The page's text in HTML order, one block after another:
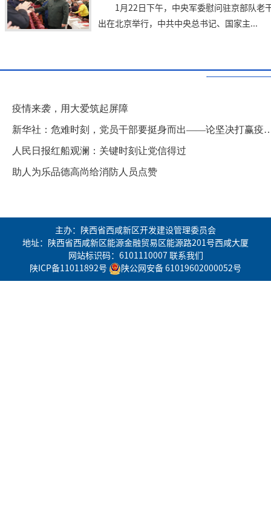
1月22日下午，中央军委慰问驻京部队老
出在北京举行，中共中央总书记、国家主...
疫情来袭，用大爱筑起屏障
新华社：危难时刻，党员干部要挺身而出——论坚决打赢疫情防控阻击战
人民日报红船观澜：关键时刻让党信得过
助人为乐品德高尚给消防人员点赞
主办：陕西省西咸新区开发建设管理委员会
地址：陕西省西咸新区能源金融贸易区能源路201号西咸大厦
网站标识码：6101110007 联系我们
陕ICP备11011892号
陕公网安备 61019602000052号